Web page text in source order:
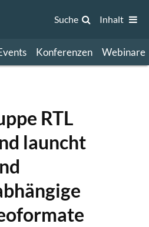
Konferenzen Webinare
Suche Inhalt
RTL
launcht